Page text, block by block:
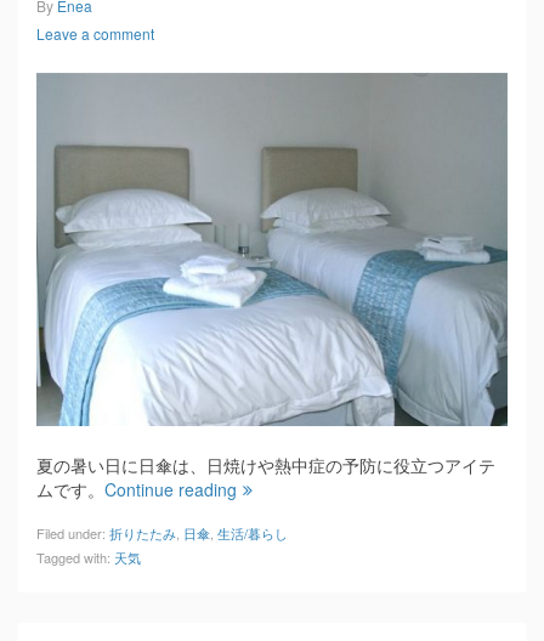
By Enea
Leave a comment
夏の暑い日に日傘は、日焼けや熱中症の予防に役立つアイテ
ムです。 Continue reading
Filed under: 折りたたみ 日傘 生活/暮らし
Tagged with: 天気